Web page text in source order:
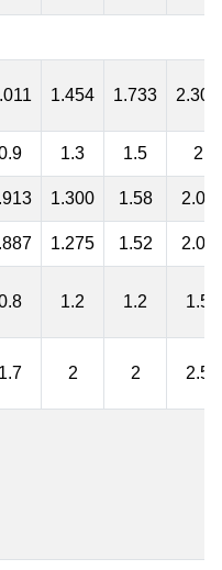
1.454 1.733 2.303
1.3 1.5 2
1.300 1.58 2.08
1.275 1.52 2.02
1.2 1.2 1.5
1.7 2 2 2.5